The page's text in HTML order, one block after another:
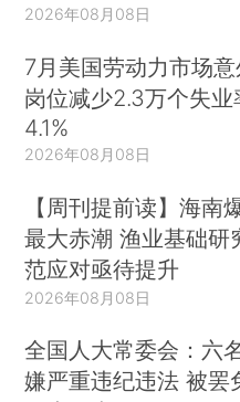
2026年08月08日
7月美国劳动力市场
岗位减少2.3万个失业
4.1%
2026年08月08日
【周刊提前读】海南
最大赤潮 渔业基础研
范应对亟待提升
2026年08月08日
全国人大常委会：六
嫌严重违纪违法 被罢